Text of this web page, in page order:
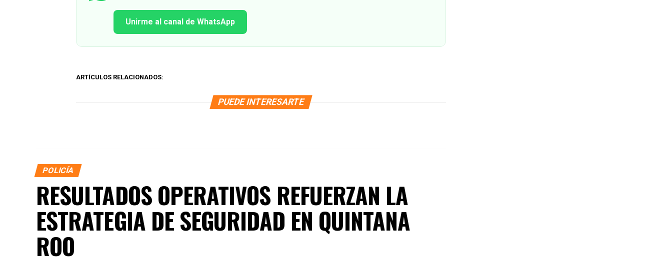
Unirme al canal de WhatsApp
ARTÍCULOS RELACIONADOS:
PUEDE INTERESARTE
POLICÍA
RESULTADOS OPERATIVOS REFUERZAN LA
ESTRATEGIA DE SEGURIDAD EN QUINTANA
ROO